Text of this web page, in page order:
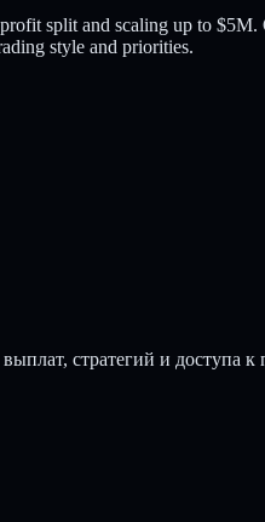
split and scaling up to
style and priorities.
стратегий и доступа к